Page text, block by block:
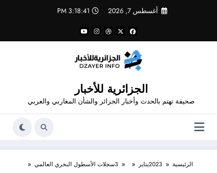
أغسطس 7, 2026 3:18:42 PM
الجزائرية للأخبار
صحيفة تهتم بالحدث وأخبار الجزائر والشأن المغاربي والعربي
الرئيسية 2023يناير 3سجلات الأسطول البحري العالمي